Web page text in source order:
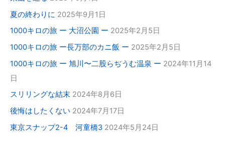
夏の終わりに 2025年9月1日
1000キロの旅 ー 大沼公園 ー 2025年2月5日
1000キロの旅 ー長万部のカニ飯 ー 2025年2月5日
1000キロの旅 ー 旭川〜二股らぢうむ温泉 ー 2024年11月14
日
スリリングな結末 2024年8月6日
後悔はしたくない 2024年7月17日
東京スナップ2-4 河童橋3 2024年5月24日